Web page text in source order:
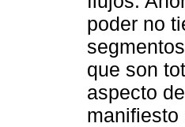
poder no
que son
aspecto